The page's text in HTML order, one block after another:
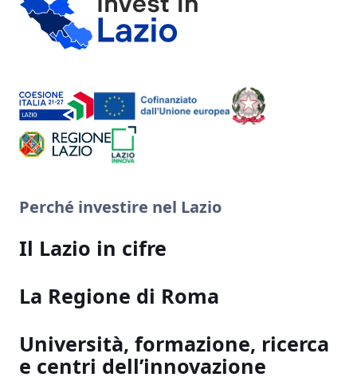
Perché investire nel Lazio
Il Lazio in cifre
La Regione di Roma
Università, formazione, ricerca
e centri dell’innovazione